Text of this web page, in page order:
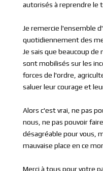
autorisés à reprendre le
Je remercie l'ensemble
quotidiennement des
Je sais que beaucoup de
sont mobilisés sur les
forces de l'ordre,
saluer leur courage et
Alors c'est vrai, ne pas
nous, ne pas pouvoir
désagréable pour vous,
mauvaise place en ce
Merci à tous pour votre